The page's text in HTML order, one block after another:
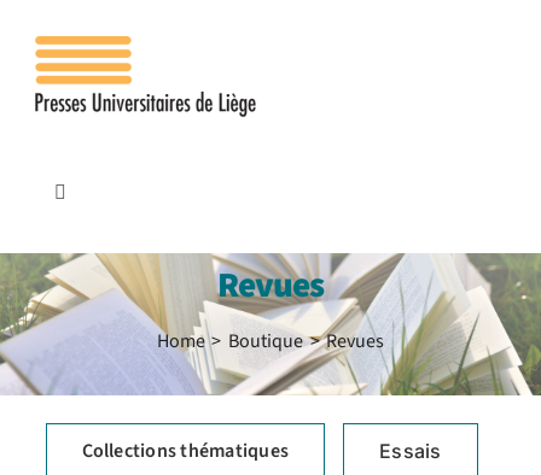
contenu
Toggle
Accueil
Les presses
Revues
Home Boutique Revues
Collections thématiques Essais